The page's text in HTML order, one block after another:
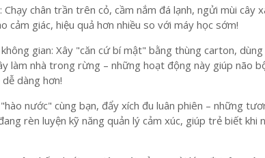
Chạy chân trần trên cỏ, cầm nắm đá lạnh, ngửi mùi cây
cảm giác, hiệu quả hơn nhiều so với máy học sớm!
gian: Xây "căn cứ bí mật" bằng thùng carton,
làm nhà trong rừng – những hoạt động này giúp não
dàng hơn!
nước" cùng bạn, đẩy xích đu luân phiên – những
rèn luyện kỹ năng quản lý cảm xúc, giúp trẻ biết khi